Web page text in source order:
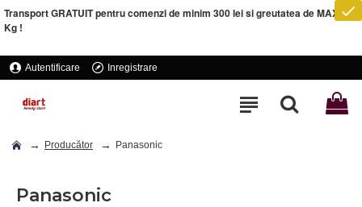
Transport GRATUIT pentru comenzi de minim 300 lei si greutatea de MAXIM 5
Kg !
Autentificare Inregistrare
Producător Panasonic
Panasonic